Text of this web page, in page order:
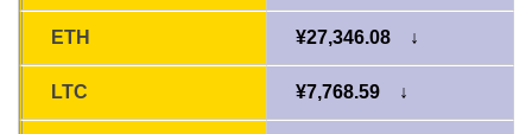
ETH ¥27,346.08 ↓
LTC ¥7,768.59 ↓